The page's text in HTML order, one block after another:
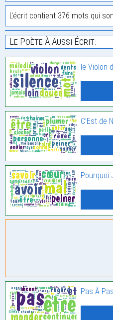
L'écrit contient 376 mots qui
Le Poète À Aussi Écrit:
le Violon
C’Est de
Pourquoi
Pas À